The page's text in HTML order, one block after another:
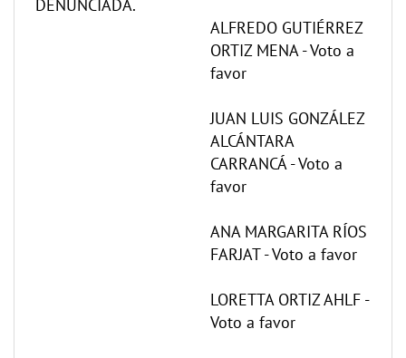
DENUNCIADA.
ALFREDO GUTIÉRREZ
ORTIZ MENA - Voto a
favor
JUAN LUIS GONZÁLEZ
ALCÁNTARA
CARRANCÁ - Voto a
favor
ANA MARGARITA RÍOS
FARJAT - Voto a favor
LORETTA ORTIZ AHLF -
Voto a favor